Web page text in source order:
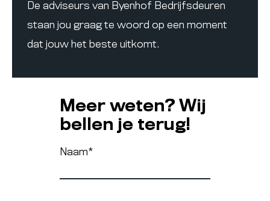
De adviseurs van Byenhof Bedrijfsdeuren
staan jou graag te woord op een moment
dat jouw het beste uitkomt.
Meer weten? Wij
bellen je terug!
Naam*